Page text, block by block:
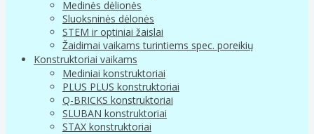
Medinės dėlionės
Sluoksninės dėlonės
STEM ir optiniai žaislai
Žaidimai vaikams turintiems spec. poreikių
Konstruktoriai vaikams
Mediniai konstruktoriai
PLUS PLUS konstruktoriai
Q-BRICKS konstruktoriai
SLUBAN konstruktoriai
STAX konstruktoriai